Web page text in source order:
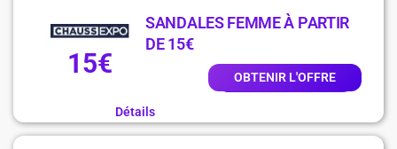
15€
SANDALES FEMME À PARTIR
DE 15€
OBTENIR L'OFFRE
Détails